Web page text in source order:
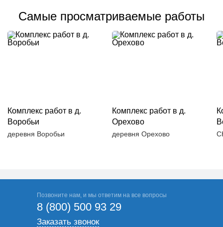
Самые просматриваемые работы
Комплекс работ в д.
Воробьи
деревня Воробьи
Комплекс работ в д.
Орехово
деревня Орехово
Позвоните нам, и мы ответим на все вопросы
8 (800) 500 93 29
Заказать звонок